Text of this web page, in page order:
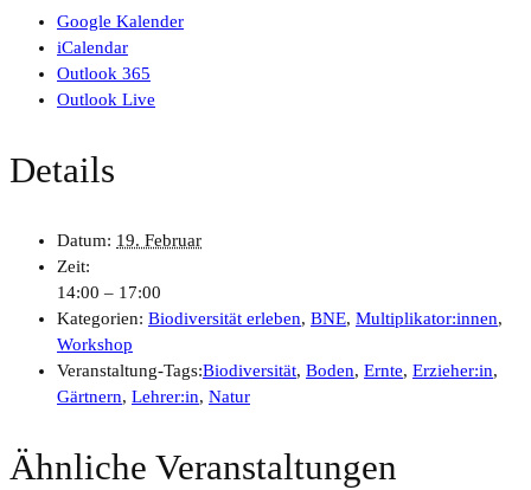
Google Kalender
iCalendar
Outlook 365
Outlook Live
Details
Datum: 19. Februar
Zeit:
14:00 – 17:00
Kategorien: Biodiversität erleben, BNE, Multiplikator:innen,
Workshop
Veranstaltung-Tags:Biodiversität, Boden, Ernte, Erzieher:in,
Gärtnern, Lehrer:in, Natur
Ähnliche Veranstaltungen